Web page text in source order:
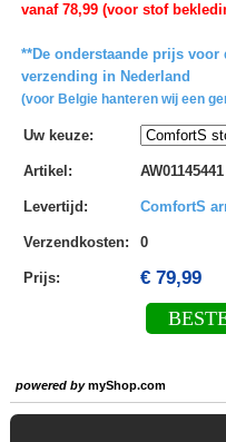
vanaf 78,99 (voor stof
**De onderstaande prijs
verzending in Nederland
(voor Belgie hanteren wij een
Uw keuze:
Artikel : AW01145441
Levertijd : ComfortS
Verzendkosten: 0
Prijs: € 79,99
powered bymyShop.com